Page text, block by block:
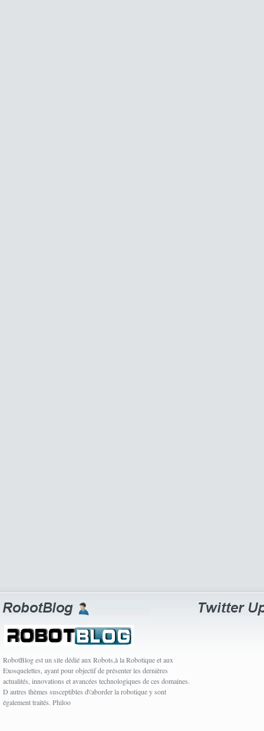
RobotBlog est un site dédié aux Robots,à la Robotique et aux
Exosquelettes, ayant pour objectif de présenter les dernières
actualités, innovations et avancées technologiques de ces domaines.
D autres thèmes susceptibles d\'aborder la robotique y sont
également traités. Philoo